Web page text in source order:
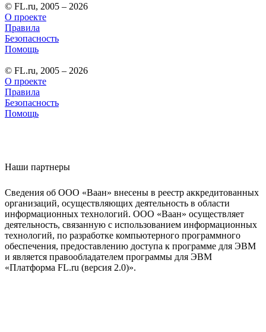
© FL.ru, 2005 – 2026
О проекте
Правила
Безопасность
Помощь
© FL.ru, 2005 – 2026
О проекте
Правила
Безопасность
Помощь
Наши партнеры
Сведения об ООО «Ваан» внесены в реестр аккредитованных
организаций, осуществляющих деятельность в области
информационных технологий. ООО «Ваан» осуществляет
деятельность, связанную с использованием информационных
технологий, по разработке компьютерного программного
обеспечения, предоставлению доступа к программе для ЭВМ
и является правообладателем программы для ЭВМ
«Платформа FL.ru (версия 2.0)».